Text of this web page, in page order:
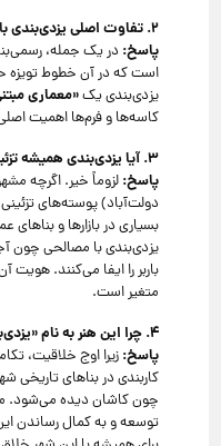
۲.تفاوت اصلی
پاسخ: در یک جمله،
است که در آن خطوط تویزه
یزدی‌بندی یک«معماری
کاسه‌ها و فرم‌ها اهمیت اصلی
۳.آیا یزدی‌بندی همیشه
پاسخ: لزوماً خیر. اگرچه
دولت‌آباد) پوسته‌های تزئینی
بسیاری در بازارها و
یزدی‌بندی با مصالحی چون
باربر را ایفا می‌کنند.
متغیر است.
۴.چرا این هنر به نام
پاسخ: زیرا اوج خلاقیت،
کاربندی در بناهای تاریخی
چون کاشان دیده می‌شود.
توسعه و به کمال رساندن